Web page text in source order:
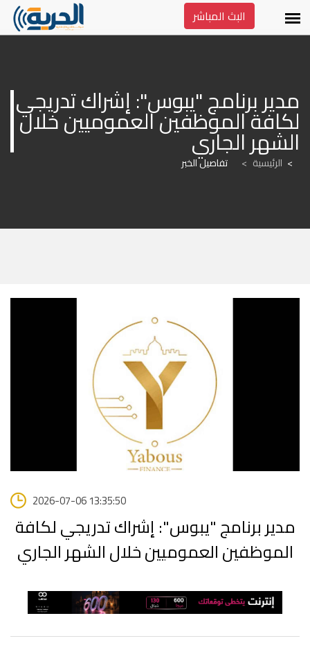
البث المباشر
مدير برنامج "يبوس": إشراك تدريجي
لكافة الموظفين العموميين خلال
الشهر الجاري
الرئيسية > تفاصيل الخبر
2026-07-06 13:35:50
مدير برنامج "يبوس": إشراك تدريجي لكافة
الموظفين العموميين خلال الشهر الجاري